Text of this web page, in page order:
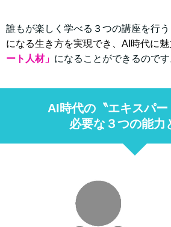
誰もが楽しく学べる３つの講座を行う
になる生き方を実現でき、 AI時代に魅
ート人材」 になることができるのです
AI時代の〝エキスパー
必要な３つの能力